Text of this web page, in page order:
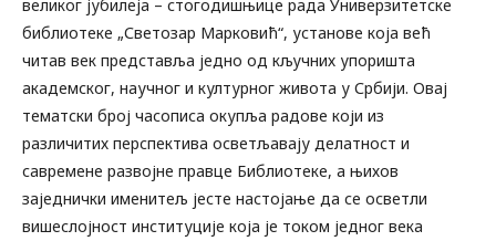
великог јубилеја – стогодишњице рада Универзитетске
библиотеке „Светозар Марковић“, установе која већ
читав век представља једно од кључних упоришта
академског, научног и културног живота у Србији. Овај
тематски број часописа окупља радове који из
различитих перспектива осветљавају делатност и
савремене развојне правце Библиотеке, а њихов
заједнички именитељ јесте настојање да се осветли
вишеслојност институције која је током једног века